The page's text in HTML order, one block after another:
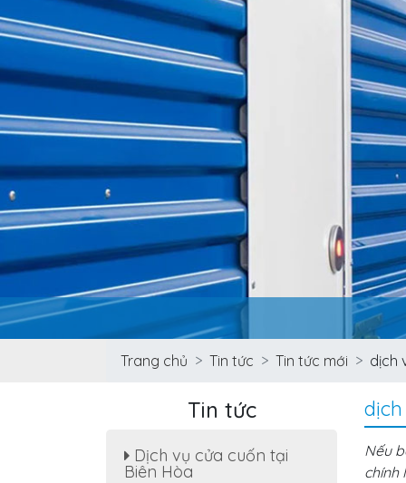
Trang chủ Tin tức Tin tức mới dịch
Nếu
chính
Tin tức
Dịch vụ cửa cuốn tại
Biên Hòa